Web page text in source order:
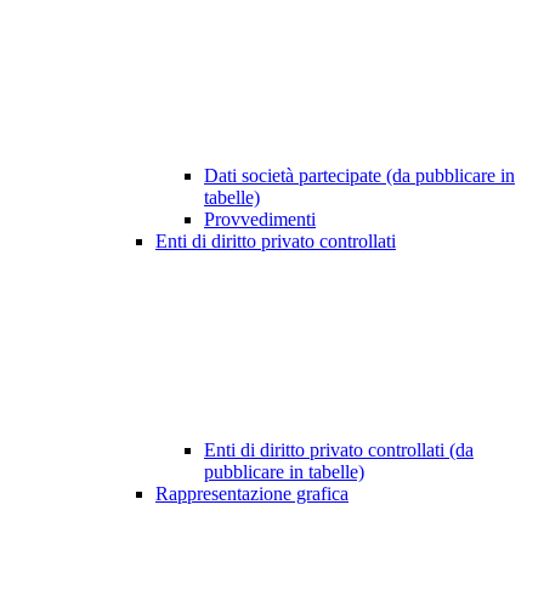
Dati società partecipate (da pubblicare in
tabelle)
Provvedimenti
Enti di diritto privato controllati
Enti di diritto privato controllati (da
pubblicare in tabelle)
Rappresentazione grafica